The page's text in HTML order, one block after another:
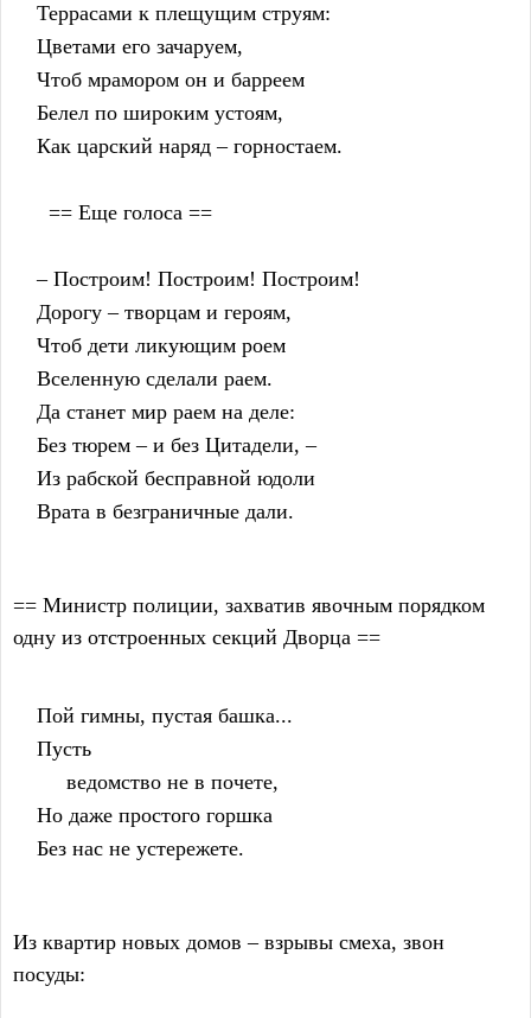
    Террасами к плещущим струям:
    Цветами его зачаруем,
    Чтоб мрамором он и барреем
    Белел по широким устоям,
    Как царский наряд – горностаем.
      == Еще голоса ==
    – Построим! Построим! Построим!
    Дорогу – творцам и героям,
    Чтоб дети ликующим роем
    Вселенную сделали раем.
    Да станет мир раем на деле:
    Без тюрем – и без Цитадели, –
    Из рабской бесправной юдоли
    Врата в безграничные дали.
== Министр полиции, захватив явочным порядком
одну из отстроенных секций Дворца ==
    Пой гимны, пустая башка...
    Пусть
         ведомство не в почете,
    Но даже простого горшка
    Без нас не устережете.
Из квартир новых домов – взрывы смеха, звон
посуды: